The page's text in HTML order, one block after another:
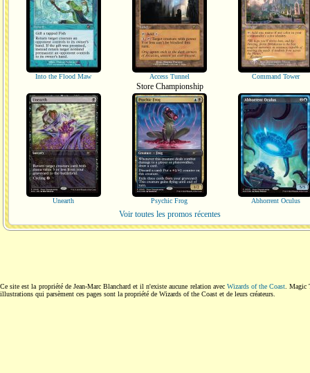
Into the Flood Maw Access Tunnel Command Tower
Store Championship
Unearth Psychic Frog Abhorrent Oculus
Voir toutes les promos récentes
Ce site est la propriété de Jean-Marc Blanchard et il n'existe aucune relation avec Wizards of the Coast .
illustrations qui parsèment ces pages sont la propriété de Wizards of the Coast et de leurs créateurs.